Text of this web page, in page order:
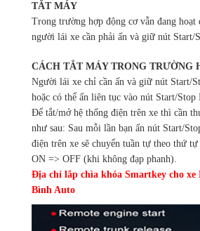
TẮT MÁY
Trong trường hợp động cơ vẫn đang hoạt
người lái xe cần phải ấn và giữ nút Start/
CÁCH TẮT MÁY TRONG TRƯỜNG
Người lái xe chỉ cần ấn và giữ nút Start/
hoặc có thể ấn liên tục vào nút Start/Stop
Để tắt/mở hệ thống điện trên xe thì cần
như sau: Sau mỗi lần bạn ấn nút Start/
điện trên xe sẽ chuyển tuần tự theo thứ
ON => OFF (khi không đạp phanh).
Địa chỉ lắp chìa khóa Smartkey cho xe
Bình Auto